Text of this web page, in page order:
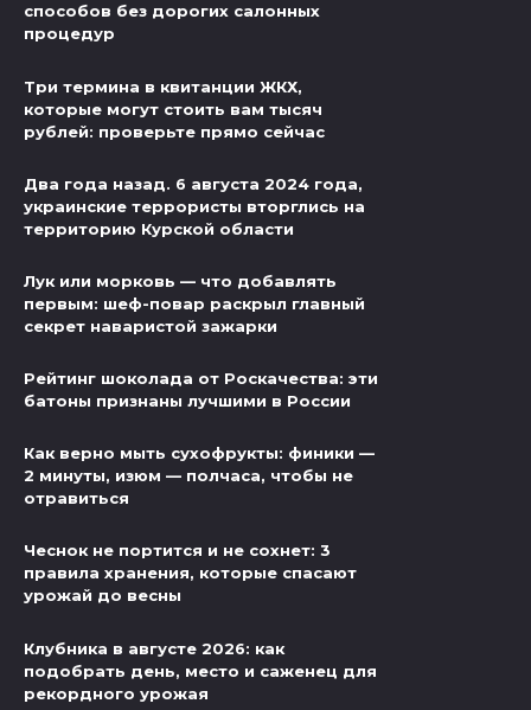
способов без дорогих салонных
процедур
Три термина в квитанции ЖКХ,
которые могут стоить вам тысяч
рублей: проверьте прямо сейчас
Два года назад. 6 августа 2024 года,
украинские террористы вторглись на
территорию Курской области
Лук или морковь — что добавлять
первым: шеф-повар раскрыл главный
секрет наваристой зажарки
Рейтинг шоколада от Роскачества: эти
батоны признаны лучшими в России
Как верно мыть сухофрукты: финики —
2 минуты, изюм — полчаса, чтобы не
отравиться
Чеснок не портится и не сохнет: 3
правила хранения, которые спасают
урожай до весны
Клубника в августе 2026: как
подобрать день, место и саженец для
рекордного урожая